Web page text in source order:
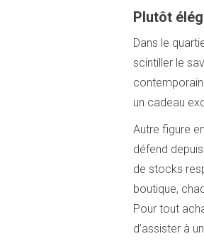
Plutôt
Dans le
scintiller le
un cadeau
Autre figure
défend
de stocks
boutique,
Pour tout
d’assister à